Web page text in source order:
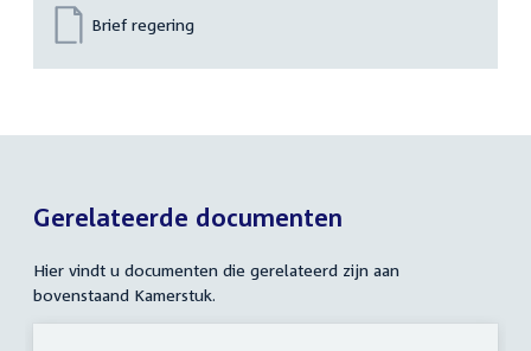
Brief regering
Gerelateerde documenten
Hier vindt u documenten die gerelateerd zijn aan
bovenstaand Kamerstuk.